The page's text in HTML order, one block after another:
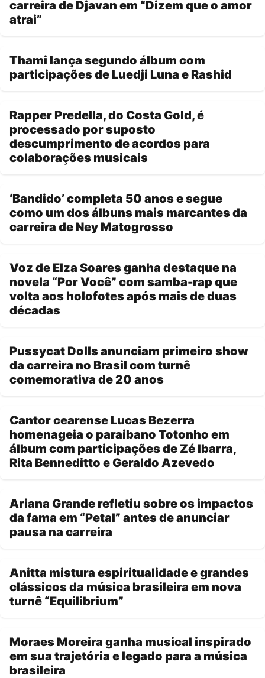
carreira de Djavan em “Dizem que o amor
atrai”
Thami lança segundo álbum com
participações de Luedji Luna e Rashid
Rapper Predella, do Costa Gold, é
processado por suposto
descumprimento de acordos para
colaborações musicais
‘Bandido’ completa 50 anos e segue
como um dos álbuns mais marcantes da
carreira de Ney Matogrosso
Voz de Elza Soares ganha destaque na
novela “Por Você” com samba-rap que
volta aos holofotes após mais de duas
décadas
Pussycat Dolls anunciam primeiro show
da carreira no Brasil com turnê
comemorativa de 20 anos
Cantor cearense Lucas Bezerra
homenageia o paraibano Totonho em
álbum com participações de Zé Ibarra,
Rita Benneditto e Geraldo Azevedo
Ariana Grande refletiu sobre os impactos
da fama em “Petal” antes de anunciar
pausa na carreira
Anitta mistura espiritualidade e grandes
clássicos da música brasileira em nova
turnê “Equilibrium”
Moraes Moreira ganha musical inspirado
em sua trajetória e legado para a música
brasileira